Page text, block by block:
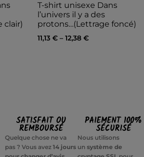
clair)
T-shirt unisexe Dans
l’univers il y a des
protons…(Lettrage foncé)
11,13 €– 12,38 €
SATISFAIT OU
REMBOURSÉ
Quelque chose ne va
pas ? Vous avez14 jours
PAIEMENT 100%
SÉCURISÉ
Nous utilisons
un système de